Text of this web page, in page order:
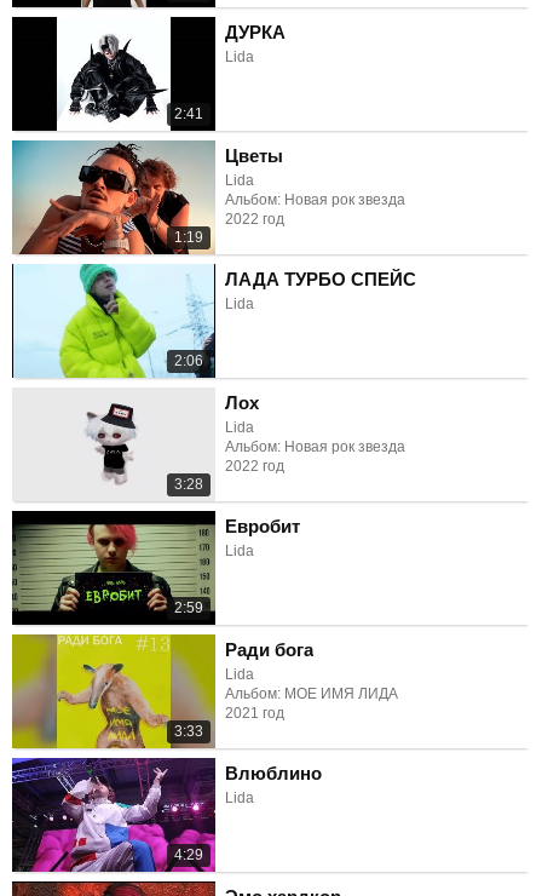
2:41
ДУРКА
Lida
1:19
Цветы
Lida
Альбом: Новая рок звезда
2022 год
2:06
ЛАДА ТУРБО СПЕЙС
Lida
3:28
Лох
Lida
Альбом: Новая рок звезда
2022 год
2:59
Евробит
Lida
3:33
Ради бога
Lida
Альбом: МОЕ ИМЯ ЛИДА
2021 год
4:29
Влюблино
Lida